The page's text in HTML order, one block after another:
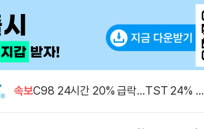
속보
비트코인 1,000개, 익명 지갑서 바이낸
C98 24시간 20% 급락…TST 24% 상